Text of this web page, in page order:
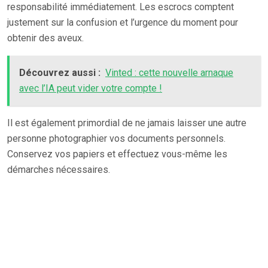
responsabilité immédiatement. Les escrocs comptent
justement sur la confusion et l’urgence du moment pour
obtenir des aveux.
Découvrez aussi : Vinted : cette nouvelle arnaque
avec l’IA peut vider votre compte !
Il est également primordial de ne jamais laisser une autre
personne photographier vos documents personnels.
Conservez vos papiers et effectuez vous-même les
démarches nécessaires.